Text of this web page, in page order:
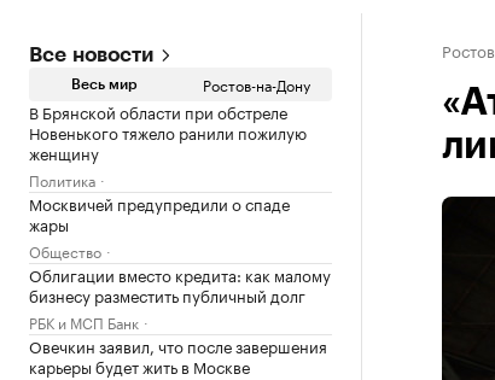
Все новости
Весь мир Ростов-на-Дону
В Брянской области при обстреле
Новенького тяжело ранили пожилую
женщину
Политика
Москвичей предупредили о спаде
жары
Общество
Облигации вместо кредита: как малому
бизнесу разместить публичный долг
РБК и МСП Банк
Овечкин заявил, что после завершения
карьеры будет жить в Москве